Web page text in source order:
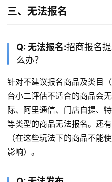
三、无法报名
Q: 无法报名:招商报名
么办？
针对不建议报名商品及类目（
台小二评估不适合的商品会
际、阿里通信、门店自提、
等类型的商品无法报名。还
（在这些玩法下的商品不能
影响）。